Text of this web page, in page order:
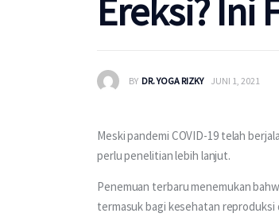
Ereksi? Ini
BY DR. YOGA RIZKY JUNI 1, 2021
Meski pandemi COVID-19 telah
perlu penelitian lebih lanjut.
Penemuan terbaru menemukan
termasuk bagi kesehatan reproduksi